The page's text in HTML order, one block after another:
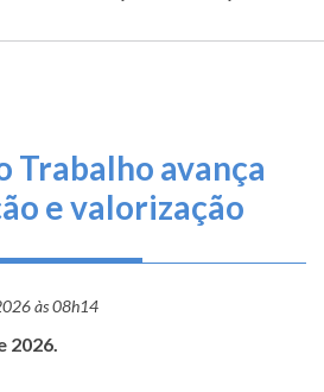
Trabalho avança
e valorização
às 08h14
2026.